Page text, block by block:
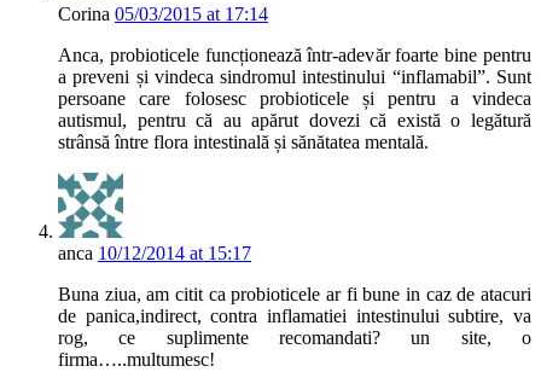
Corina 05/03/2015 at 17:14
Anca, probioticele funcționează într-adevăr foarte bine pentru
a preveni și vindeca sindromul intestinului “inflamabil”. Sunt
persoane care folosesc probioticele și pentru a vindeca
autismul, pentru că au apărut dovezi că există o legătură
strânsă între flora intestinală și sănătatea mentală.
anca 10/12/2014 at 15:17
Buna ziua, am citit ca probioticele ar fi bune in caz de atacuri
de panica,indirect, contra inflamatiei intestinului subtire, va
rog, ce suplimente recomandati? un site, o
firma…..multumesc!